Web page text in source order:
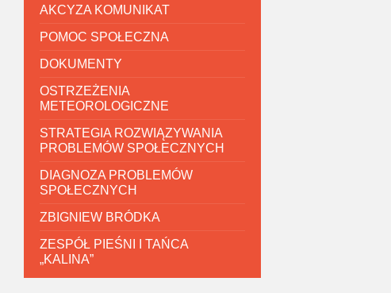
AKCYZA KOMUNIKAT
POMOC SPOŁECZNA
DOKUMENTY
OSTRZEŻENIA
METEOROLOGICZNE
STRATEGIA ROZWIĄZYWANIA
PROBLEMÓW SPOŁECZNYCH
DIAGNOZA PROBLEMÓW
SPOŁECZNYCH
ZBIGNIEW BRÓDKA
ZESPÓŁ PIEŚNI I TAŃCA
„KALINA”